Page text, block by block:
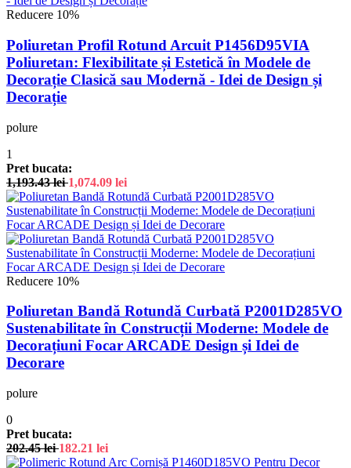
Reducere 10%
Poliuretan Profil Rotund Arcuit P1456D95VIA
Poliuretan: Flexibilitate și Estetică în Modele de
Decorație Clasică sau Modernă - Idei de Design și
Decorație
polure
1
Pret bucata:
1,193.43lei 1,074.09 lei
Reducere 10%
Poliuretan Bandă Rotundă Curbată P2001D285VO
Sustenabilitate în Construcții Moderne: Modele de
Decorațiuni Focar ARCADE Design și Idei de
Decorare
polure
0
Pret bucata:
202.45lei 182.21 lei